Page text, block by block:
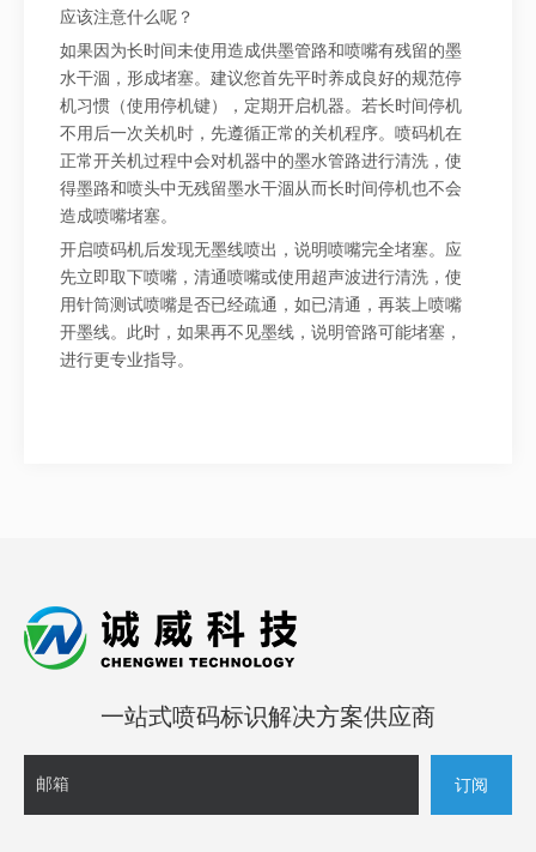
应该注意什么呢？
如果因为长时间未使用造成供墨管路和喷嘴有残留的墨
水干涸，形成堵塞。建议您首先平时养成良好的规范停
机习惯（使用停机键），定期开启机器。若长时间停机
不用后一次关机时，先遵循正常的关机程序。喷码机在
正常开关机过程中会对机器中的墨水管路进行清洗，使
得墨路和喷头中无残留墨水干涸从而长时间停机也不会
造成喷嘴堵塞。
开启喷码机后发现无墨线喷出，说明喷嘴完全堵塞。应
先立即取下喷嘴，清通喷嘴或使用超声波进行清洗，使
用针筒测试喷嘴是否已经疏通，如已清通，再装上喷嘴
开墨线。此时，如果再不见墨线，说明管路可能堵塞，
进行更专业指导。
一站式喷码标识解决方案供应商
订阅